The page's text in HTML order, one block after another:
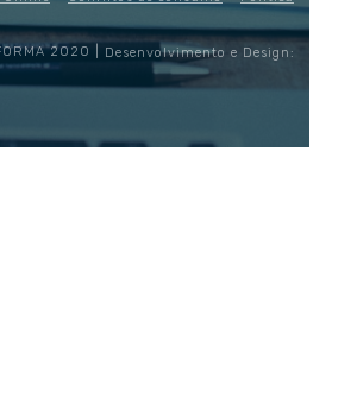
2020 | Desenvolvimento e Design: